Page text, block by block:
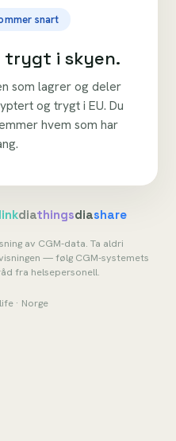
snart
trygt i skyen.
som lagrer og deler
og trygt i EU. Du
hvem som har
linkdiathingsdiashare
av CGM-data. Ta aldri
— følg CGM-systemets
fra helsepersonell.
· Norge